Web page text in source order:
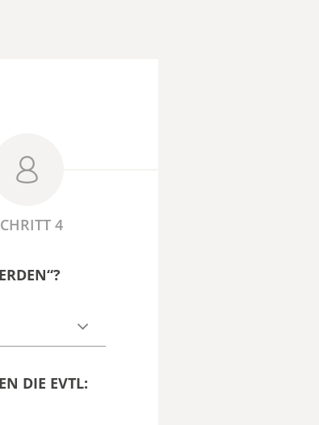
4
DIE EVTL: